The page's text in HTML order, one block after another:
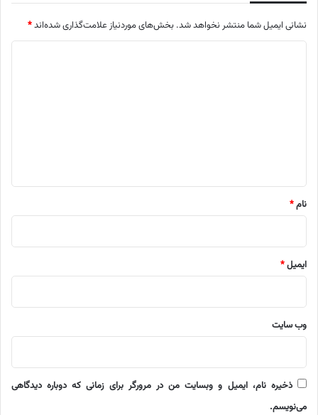
نشانی ایمیل شما منتشر نخواهد شد. بخش‌های موردنیاز علامت‌گذاری شده‌اند*
نام*
ایمیل*
وب‌ سایت
ذخیره نام، ایمیل و وبسایت من در مرورگر برای زمانی که دوباره دیدگاهی
می‌نویسم.